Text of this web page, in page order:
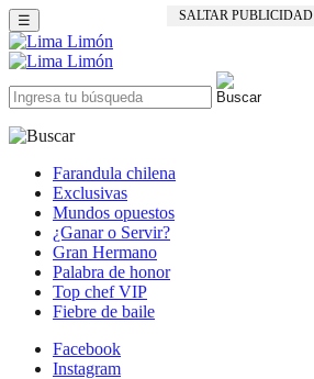
SALTAR PUBLICIDAD
☰
Farandula chilena
Exclusivas
Mundos opuestos
¿Ganar o Servir?
Gran Hermano
Palabra de honor
Top chef VIP
Fiebre de baile
Facebook
Instagram